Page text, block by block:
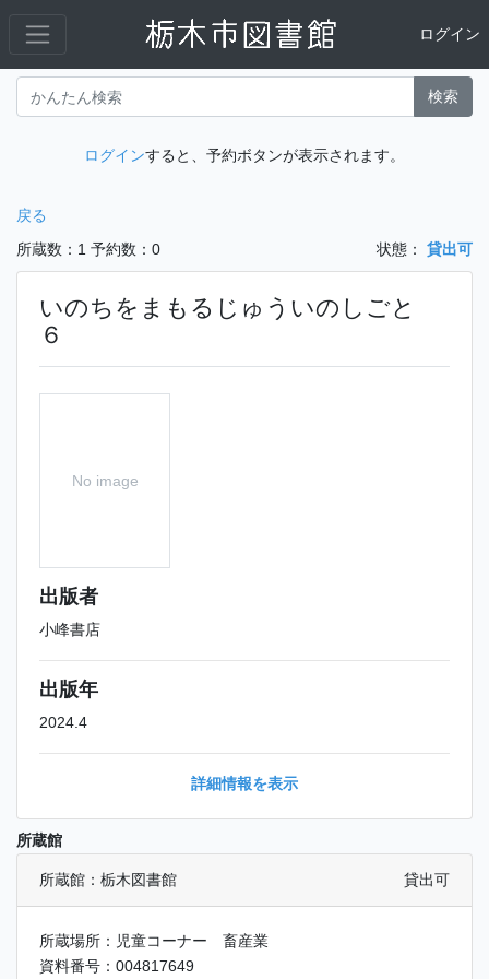
ログイン
検索
ログインすると、予約ボタンが表示されます。
戻る
所蔵数：1 予約数：0 状態： 貸出可
いのちをまもるじゅういのしごと
６
No image
出版者
小峰書店
出版年
2024.4
詳細情報を表示
所蔵館
所蔵館：栃木図書館 貸出可
所蔵場所：児童コーナー 畜産業
資料番号：004817649